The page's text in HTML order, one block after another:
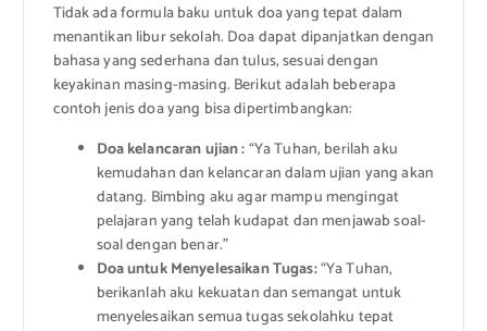
Tidak ada formula baku untuk doa yang tepat dalam
menantikan libur sekolah. Doa dapat dipanjatkan dengan
bahasa yang sederhana dan tulus, sesuai dengan
keyakinan masing-masing. Berikut adalah beberapa
contoh jenis doa yang bisa dipertimbangkan:
Doa kelancaran ujian :“Ya Tuhan, berilah aku
kemudahan dan kelancaran dalam ujian yang akan
datang. Bimbing aku agar mampu mengingat
pelajaran yang telah kudapat dan menjawab soal-
soal dengan benar.”
Doa untuk Menyelesaikan Tugas:“Ya Tuhan,
berikanlah aku kekuatan dan semangat untuk
menyelesaikan semua tugas sekolahku tepat